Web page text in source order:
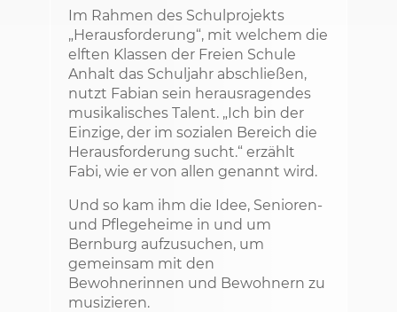
Im Rahmen des Schulprojekts
„Herausforderung“, mit welchem die
elften Klassen der Freien Schule
Anhalt das Schuljahr abschließen,
nutzt Fabian sein herausragendes
musikalisches Talent. „Ich bin der
Einzige, der im sozialen Bereich die
Herausforderung sucht.“ erzählt
Fabi, wie er von allen genannt wird.
Und so kam ihm die Idee, Senioren-
und Pflegeheime in und um
Bernburg aufzusuchen, um
gemeinsam mit den
Bewohnerinnen und Bewohnern zu
musizieren.